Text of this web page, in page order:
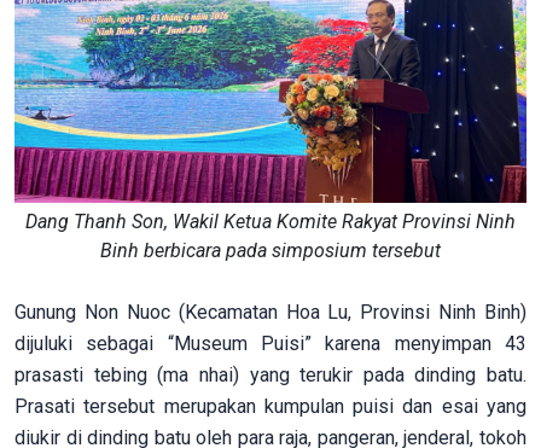
Dang Thanh Son, Wakil Ketua Komite Rakyat Provinsi Ninh
Binh berbicara pada simposium tersebut
Gunung Non Nuoc (Kecamatan Hoa Lu, Provinsi Ninh Binh)
dijuluki sebagai “Museum Puisi” karena menyimpan 43
prasasti tebing (ma nhai) yang terukir pada dinding batu.
Prasati tersebut merupakan kumpulan puisi dan esai yang
diukir di dinding batu oleh para raja, pangeran, jenderal, tokoh